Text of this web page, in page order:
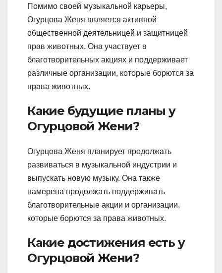
Помимо своей музыкальной карьеры,
Огурцова Женя является активной
общественной деятельницей и защитницей
прав животных. Она участвует в
благотворительных акциях и поддерживает
различные организации, которые борются за
права животных.
Какие будущие планы у
Огурцовой Жени?
Огурцова Женя планирует продолжать
развиваться в музыкальной индустрии и
выпускать новую музыку. Она также
намерена продолжать поддерживать
благотворительные акции и организации,
которые борются за права животных.
Какие достижения есть у
Огурцовой Жени?